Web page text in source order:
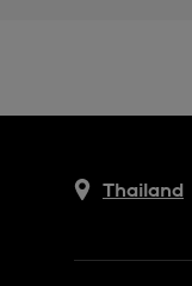
Thailand